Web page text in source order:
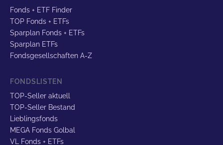
Fonds + ETF Finder
TOP Fonds + ETFs
Sparplan Fonds + ETFs
Sparplan ETFs
Fondsgesellschaften A-Z
FONDSLISTEN
TOP-Seller aktuell
TOP-Seller Bestand
Lieblingsfonds
MEGA Fonds Golbal
VL Fonds + ETFs